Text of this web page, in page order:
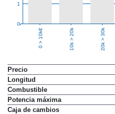
0
1
0 > 10k€ 10k > 20k 20k > 30k
Precio
Longitud
Combustible
Potencia máxima
Caja de cambios